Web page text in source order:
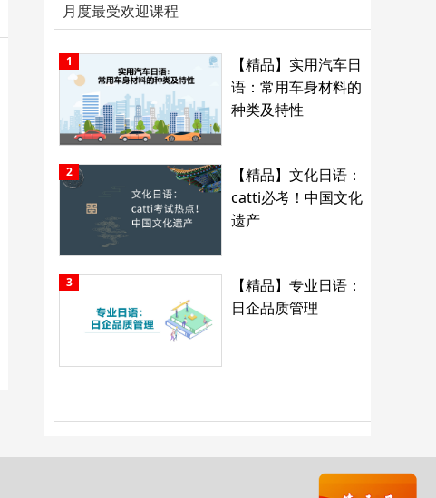
月度最受欢迎课程
【精品】实用汽车日
语：常用车身材料的
种类及特性
1
【精品】文化日语：
catti必考！中国文化
遗产
2
【精品】专业日语：
日企品质管理
3